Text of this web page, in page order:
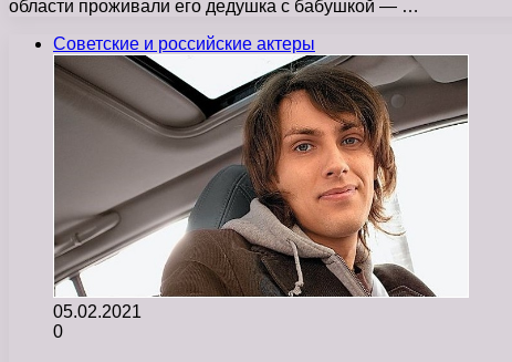
области проживали его дедушка с бабушкой — …
Советские и российские актеры
05.02.2021
0